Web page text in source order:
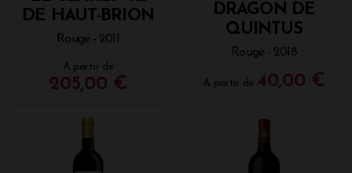
DE HAUT-BRION
Rouge - 2011
A partir de
205,00 €
DRAGON DE
QUINTUS
Rouge - 2018
A partir de 40,00 €